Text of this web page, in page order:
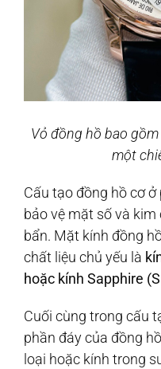
Vỏ đồng hồ bao
một
Cấu tạo đồng hồ cơ
bảo vệ mặt số và
bẩn. Mặt kính đồng
chất liệu chủ yếu là
hoặc kính Sapphire
Cuối cùng trong cấu
phần đáy của đồng
loại hoặc kính trong